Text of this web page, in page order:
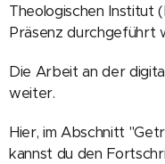
Theologischen Institut
Präsenz durchgeführt
Die Arbeit an der
weiter.
Hier, im Abschnitt
kannst du den